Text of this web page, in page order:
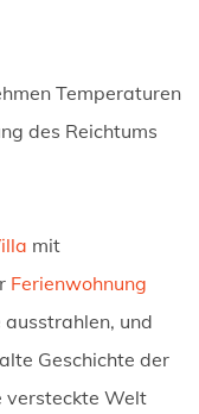
Temperaturen
des Reichtums
mit
Ferienwohnung
und
Geschichte der
versteckte Welt